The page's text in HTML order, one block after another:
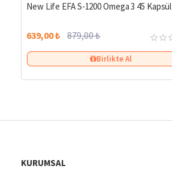
New Life EFA S-1200 Omega 3 45 Kapsül
639,00 ₺ 879,00 ₺
Birlikte Al
KURUMSAL